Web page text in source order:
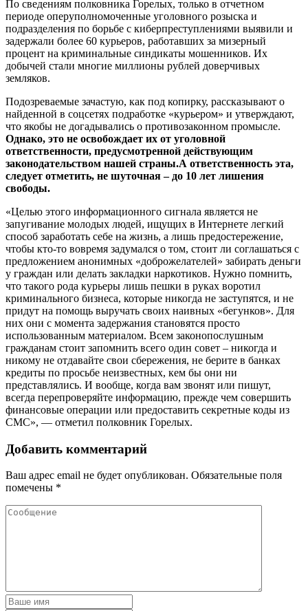
По сведениям полковника Горелых, только в отчетном
периоде оперуполномоченные уголовного розыска и
подразделения по борьбе с киберпреступлениями выявили и
задержали более 60 курьеров, работавших за мизерный
процент на криминальные синдикаты мошенников. Их
добычей стали многие миллионы рублей доверчивых
земляков.
Подозреваемые зачастую, как под копирку, рассказывают о
найденной в соцсетях подработке «курьером» и утверждают,
что якобы не догадывались о противозаконном промысле.
Однако, это не освобождает их от уголовной
ответственности, предусмотренной действующим
законодательством нашей страны.А ответственность эта,
следует отметить, не шуточная – до 10 лет лишения
свободы.
«Целью этого информационного сигнала является не
запугивание молодых людей, ищущих в Интернете легкий
способ заработать себе на жизнь, а лишь предостережение,
чтобы кто-то вовремя задумался о том, стоит ли соглашаться с
предложением анонимных «доброжелателей» забирать деньги
у граждан или делать закладки наркотиков. Нужно помнить,
что такого рода курьеры лишь пешки в руках воротил
криминального бизнеса, которые никогда не заступятся, и не
придут на помощь выручать своих наивных «бегунков». Для
них они с момента задержания становятся просто
использованным материалом. Всем законопослушным
гражданам стоит запомнить всего один совет – никогда и
никому не отдавайте свои сбережения, не берите в банках
кредиты по просьбе неизвестных, кем бы они ни
представлялись. И вообще, когда вам звонят или пишут,
всегда перепроверяйте информацию, прежде чем совершить
финансовые операции или предоставить секретные коды из
СМС», — отметил полковник Горелых.
Добавить комментарий
Ваш адрес email не будет опубликован. Обязательные поля
помечены *